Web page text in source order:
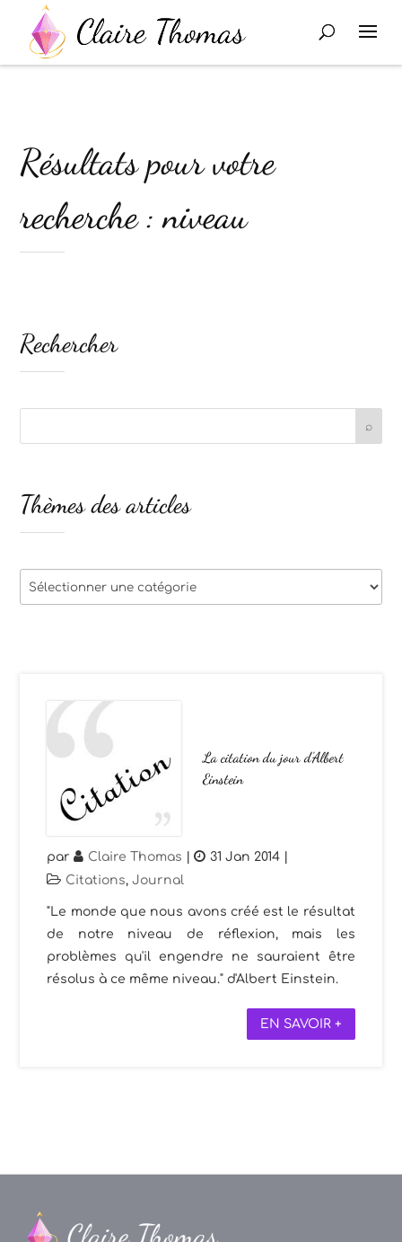
Résultats pour votre
recherche : niveau
La citation du jour d’Albert
Einstein
par Claire Thomas | 31 Jan 2014 |
Citations,Journal
"Le monde que nous avons créé est le résultat
de notre niveau de réflexion, mais les
problèmes qu'il engendre ne sauraient être
résolus à ce même niveau." d'Albert Einstein.
EN SAVOIR +
Rechercher
Thèmes des articles
Thèmes
des